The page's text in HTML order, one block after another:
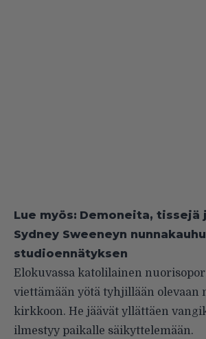
Lue myös: Demoneita, tissejä
Sydney Sweeneyn
studioennätyksen
Elokuvassa katolilainen
viettämään yötä tyhjillään olevaan
kirkkoon. He jäävät yllättäen
ilmestyy paikalle säikyttelemään.